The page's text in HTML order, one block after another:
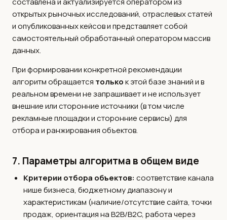
открытых рыночных исследований, отраслевых статей
и опубликованных кейсов и представляет собой
самостоятельный обработанный оператором массив
данных.
При формировании конкретной рекомендации
алгоритм обращается толькок этой базе знаний и в
реальном времени не запрашивает и не использует
внешние или сторонние источники (в том числе
рекламные площадки и сторонние сервисы) для
отбора и ранжирования объектов.
7. Параметры алгоритма в общем виде
Критерии отбора объектов: соответствие канала
нише бизнеса, бюджетному диапазону и
характеристикам (наличие/отсутствие сайта, точки
продаж, ориентация на B2B/B2C, работа через